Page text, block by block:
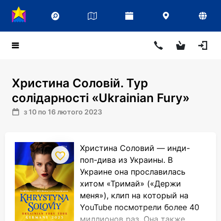
Христина Соловій. Тур
солідарності «Ukrainian Fury»
з 10 по 16 лютого 2023
Христина Соловий — инди-
поп-дива из Украины. В
Украине она прославилась
хитом «Тримай» («Держи
меня»), клип на который на
YouTube посмотрели более 40
миллионов раз. Она также